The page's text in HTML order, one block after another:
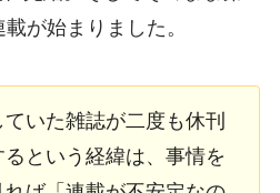
が始まりました。
いた雑誌が二度も休刊
という経緯は、事情を